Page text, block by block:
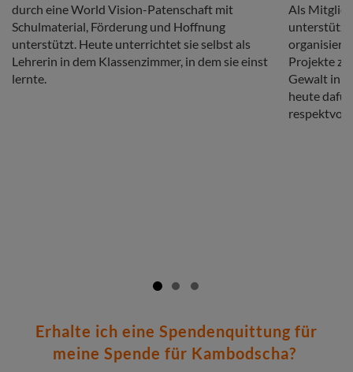
durch eine World Vision-Patenschaft mit
Schulmaterial, Förderung und Hoffnung
unterstützt. Heute unterrichtet sie selbst als
Lehrerin in dem Klassenzimmer, in dem sie einst
lernte.
Als
organisiert
Projekte
Gewalt in
heute
respektvoll
Erhalte ich eine Spendenquittung für
meine Spende für Kambodscha?